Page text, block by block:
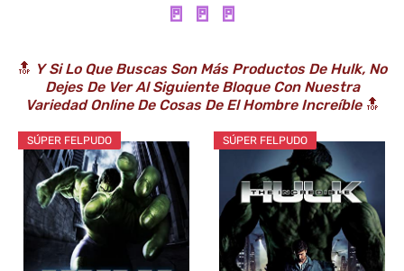
🚪 🚪 🚪
🔝 Y Si Lo Que Buscas Son Más Productos De Hulk, No
Dejes De Ver Al Siguiente Bloque Con Nuestra
Variedad Online De Cosas De El Hombre Increíble🔝
SÚPER FELPUDO SÚPER FELPUDO